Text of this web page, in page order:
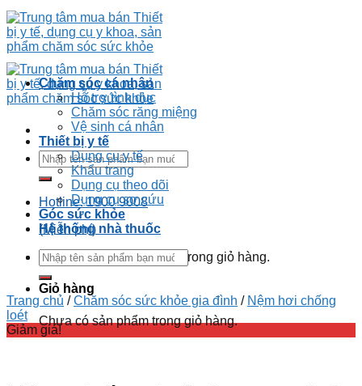
Hotline: 1900 9008
(Miễn phí)
Chưa có sản phẩm trong giỏ hàng.
Giỏ hàng
Chưa có sản phẩm trong giỏ hàng.
Chăm sóc cá nhân
Hỗ trợ tình dục
Chăm sóc răng miệng
Vệ sinh cá nhân
Thiết bị y tế
Dụng cụ y tế
Khẩu trang
Dụng cụ theo dõi
Dụng cụ sơ cứu
Góc sức khỏe
Hệ thống nhà thuốc
Trang chủ / Chăm sóc sức khỏe gia đình / Nệm hơi chống
loét
Giảm giá!